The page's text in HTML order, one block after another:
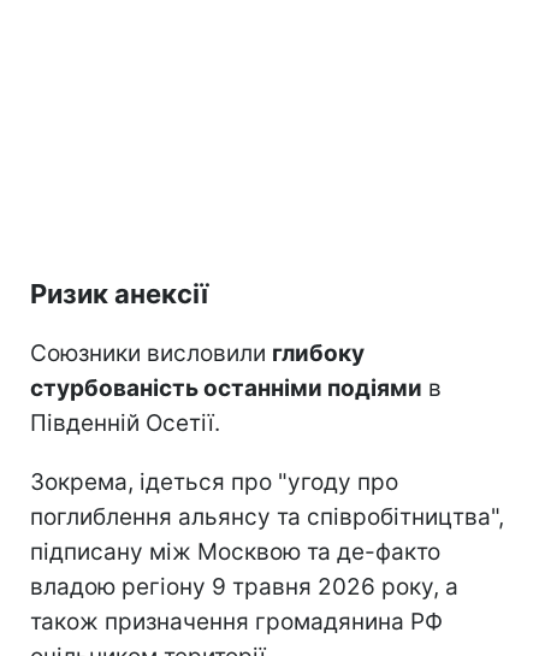
Ризик анексії
Союзники висловили глибоку
стурбованість останніми подіями в
Південній Осетії.
Зокрема, ідеться про "угоду про
поглиблення альянсу та співробітництва",
підписану між Москвою та де-факто
владою регіону 9 травня 2026 року, а
також призначення громадянина РФ